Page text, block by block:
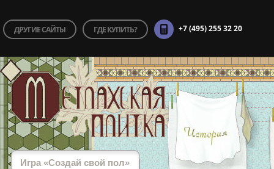
ДРУГИЕ САЙТЫ ГДЕ КУПИТЬ? +7 (495) 255 32 20
Игра «Cоздай свой пол»